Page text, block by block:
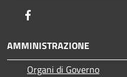
AMMINISTRAZIONE
Organi di Governo